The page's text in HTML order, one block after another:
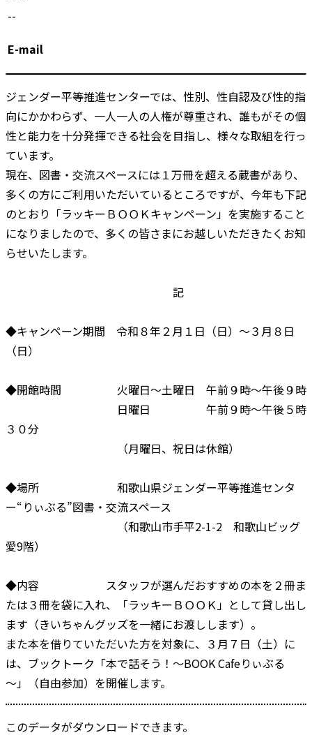
--
E-mail
ジェンダー平等推進センターでは、性別、性自認及び性的指
向にかかわらず、一人一人の人権が尊重され、誰もがその個
性と能力を十分発揮できる社会を目指し、様々な取組を行っ
ています。
現在、図書・交流スペースには１万冊を超える蔵書があり、
多くの方にご利用いただいているところですが、今年も下記
のとおり「ラッキーＢＯＯＫキャンペーン」を実施すること
になりましたので、多くの皆さまにお越しいただきたくお知
らせいたします。
記
◆キャンペーン期間 令和８年２月１日（日）～３月８日
（日）
◆開館時間 火曜日～土曜日 午前９時～午後９時
日曜日 午前９時～午後５時
３０分
（月曜日、祝日は休館）
◆場所 和歌山県ジェンダー平等推進センタ
ー“りぃぶる”図書・交流スペース
（和歌山市手平2-1-2 和歌山ビッグ
愛9階）
◆内容 スタッフが選んだおすすめの本を２冊ま
たは３冊を袋に入れ、「ラッキーＢＯＯＫ」として貸し出し
ます（きいちゃんグッズを一緒にお渡しします）。
また本を借りていただいた方を対象に、３月７日（土）に
は、ブックトーク「本で話そう！～BOOK Cafeりぃぶる
～」（自由参加）を開催します。
このデータがダウンロードできます。